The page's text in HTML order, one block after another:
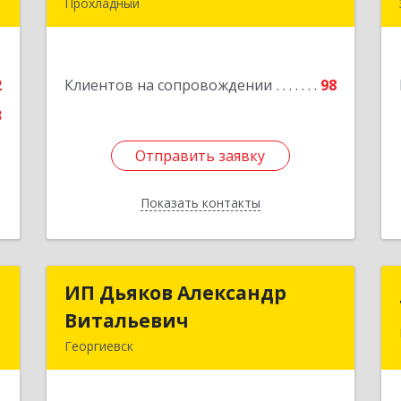
Клиентов на сопровождении 98
Отправить заявку
Показать контакты
Отправить заявку
Назад
ИП Дьяков Александр
Витальевич
Георгиевск
ИП Дьяков Александр